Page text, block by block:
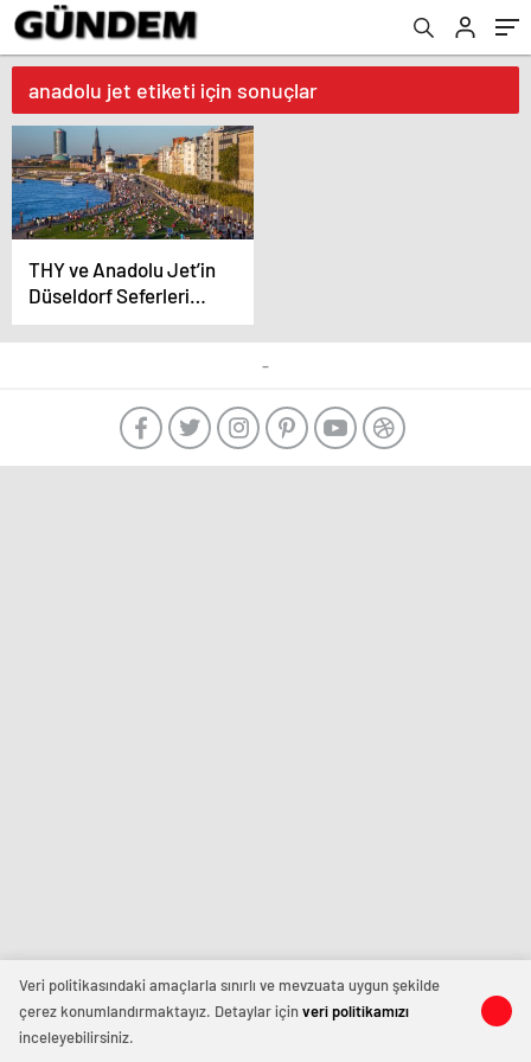
anadolu jet etiketi için sonuçlar
THY ve Anadolu Jet’in
Düseldorf Seferleri
İptal
-
Veri politikasındaki amaçlarla sınırlı ve mevzuata uygun şekilde
çerez konumlandırmaktayız. Detaylar içinveri politikamızı
inceleyebilirsiniz.